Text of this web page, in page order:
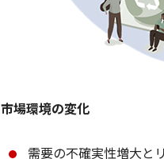
市場環境の変化
需要の不確実性増大と